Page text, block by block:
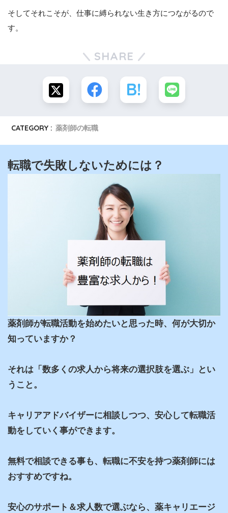
そしてそれこそが、仕事に縛られない生き方につながるので
す。
SHARE
CATEGORY : 薬剤師の転職
転職で失敗しないためには？
薬剤師が転職活動を始めたいと思った時、何が大切か
知っていますか？
それは「数多くの求人から将来の選択肢を選ぶ」とい
うこと。
キャリアアドバイザーに相談しつつ、安心して転職活
動をしていく事ができます。
無料で相談できる事も、転職に不安を持つ薬剤師には
おすすめですね。
安心のサポート＆求人数で選ぶなら、薬キャリエージ